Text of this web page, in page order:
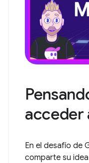
acceder
En el desafío de
comparte su